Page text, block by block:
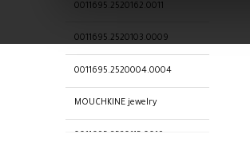
0011695.2520162.0011
0011695.2520103.0009
0011695.2520004.0004
MOUCHKINE jewelry